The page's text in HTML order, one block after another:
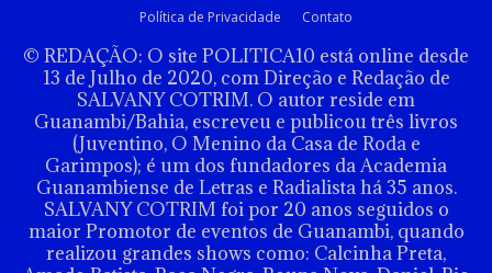
Política de Privacidade Contato
© REDAÇÃO: O site POLITICA10 está online desde
13 de Julho de 2020, com Direção e Redação de
SALVANY COTRIM. O autor reside em
Guanambi/Bahia, escreveu e publicou três livros
(Juventino, O Menino da Casa de Roda e
Garimpos); é um dos fundadores da Academia
Guanambiense de Letras e Radialista há 35 anos.
SALVANY COTRIM foi por 20 anos seguidos o
maior Promotor de eventos de Guanambi, quando
realizou grandes shows como: Calcinha Preta,